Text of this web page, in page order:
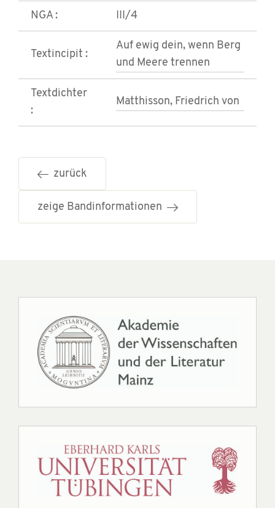
NGA : III/4
Textincipit :
Auf ewig dein, wenn Berg
und Meere trennen
Textdichter
:
Matthisson, Friedrich von
zurück
zeige Bandinformationen